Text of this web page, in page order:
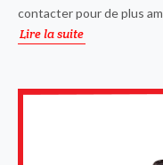
contacter pour de plus
Lire la suite